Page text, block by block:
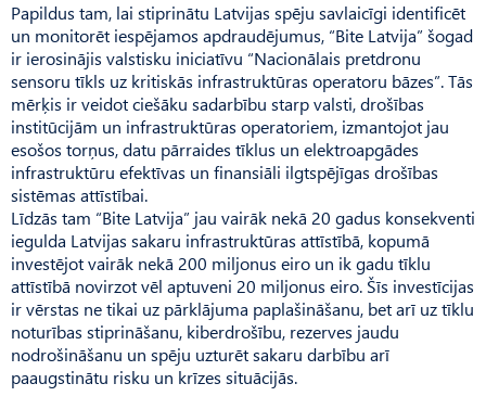
Papildus tam, lai stiprinātu Latvijas spēju savlaicīgi identificēt
un monitorēt iespējamos apdraudējumus, “Bite Latvija” šogad
ir ierosinājis valstisku iniciatīvu “Nacionālais pretdronu
sensoru tīkls uz kritiskās infrastruktūras operatoru bāzes”. Tās
mērķis ir veidot ciešāku sadarbību starp valsti, drošības
institūcijām un infrastruktūras operatoriem, izmantojot jau
esošos torņus, datu pārraides tīklus un elektroapgādes
infrastruktūru efektīvas un finansiāli ilgtspējīgas drošības
sistēmas attīstībai.
Līdzās tam “Bite Latvija” jau vairāk nekā 20 gadus konsekventi
iegulda Latvijas sakaru infrastruktūras attīstībā, kopumā
investējot vairāk nekā 200 miljonus eiro un ik gadu tīklu
attīstībā novirzot vēl aptuveni 20 miljonus eiro. Šīs investīcijas
ir vērstas ne tikai uz pārklājuma paplašināšanu, bet arī uz tīklu
noturības stiprināšanu, kiberdrošību, rezerves jaudu
nodrošināšanu un spēju uzturēt sakaru darbību arī
paaugstinātu risku un krīzes situācijās.